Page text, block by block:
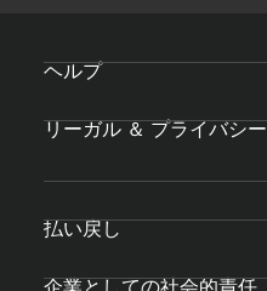
ヘルプ
リーガル ＆ プライバシー
払い戻し
企業としての社会的責任